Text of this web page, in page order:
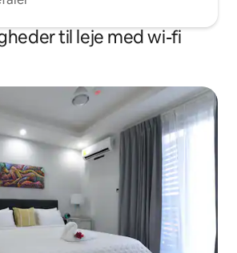
til leje med wi-fi